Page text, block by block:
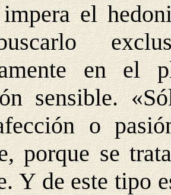
el
en el
sensible.
o
porque se
Y de este tipo